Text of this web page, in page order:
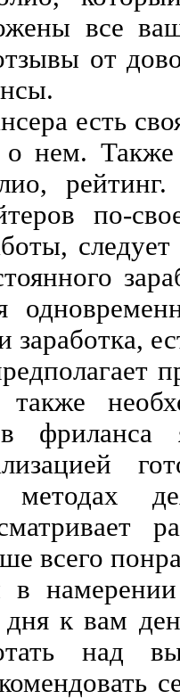
все
от
есть
нем. Также
по-
заработка,
также
всего
к вам
над